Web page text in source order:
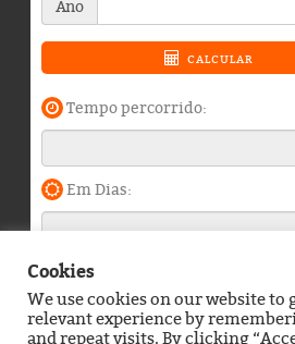
Blog do Durango Duarte © 2026.
reservados.
Cookies
We use cookies on our website to
relevant experience by
and repeat visits. By clicking